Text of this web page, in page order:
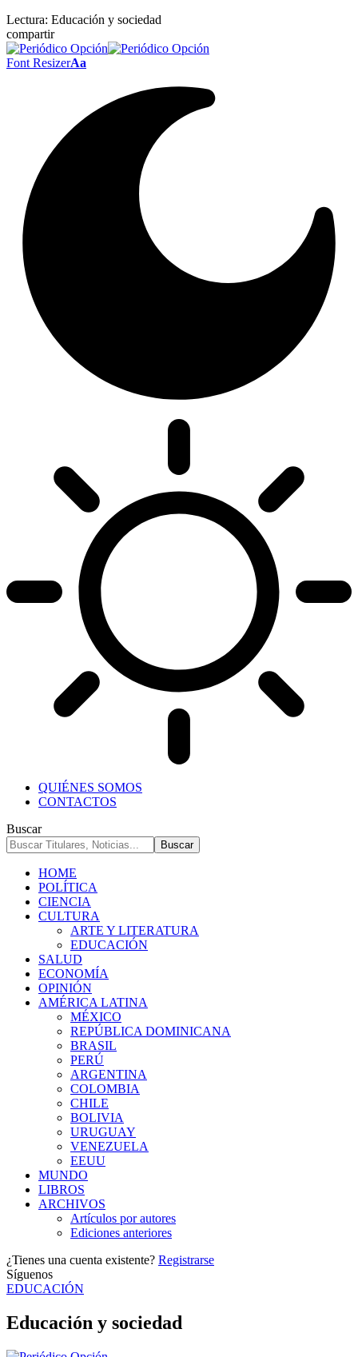
Lectura: Educación y sociedad
compartir
Font ResizerAa
QUIÉNES SOMOS
CONTACTOS
Buscar
HOME
POLÍTICA
CIENCIA
CULTURA
ARTE Y LITERATURA
EDUCACIÓN
SALUD
ECONOMÍA
OPINIÓN
AMÉRICA LATINA
MÉXICO
REPÚBLICA DOMINICANA
BRASIL
PERÚ
ARGENTINA
COLOMBIA
CHILE
BOLIVIA
URUGUAY
VENEZUELA
EEUU
MUNDO
LIBROS
ARCHIVOS
Artículos por autores
Ediciones anteriores
¿Tienes una cuenta existente? Registrarse
Síguenos
EDUCACIÓN
Educación y sociedad